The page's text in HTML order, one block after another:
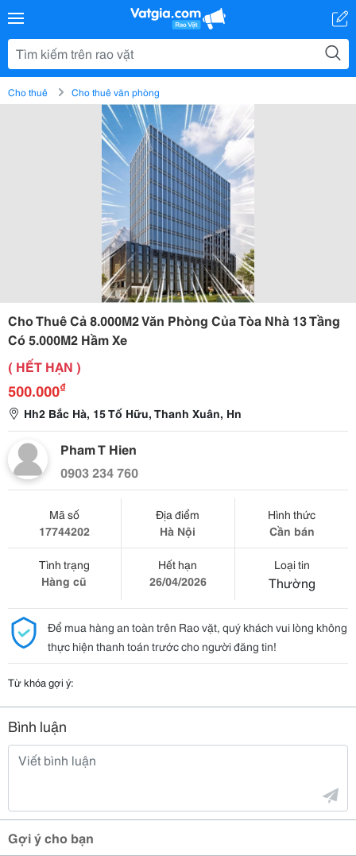
Cho thuê Cho thuê văn phòng
Cho Thuê Cả 8.000M2 Văn Phòng Của Tòa Nhà 13 Tầng
Có 5.000M2 Hầm Xe
( HẾT HẠN )
500.000₫
Hh2 Bắc Hà, 15 Tố Hữu, Thanh Xuân, Hn
Pham T Hien
0903 234 760
Mã số
17744202
Địa điểm
Hà Nội
Hình thức
Cần bán
Tình trạng
Hàng cũ
Hết hạn
26/04/2026
Loại tin
Thường
Để mua hàng an toàn trên Rao vặt, quý khách vui lòng không
thực hiện thanh toán trước cho người đăng tin!
Từ khóa gợi ý:
Bình luận
Gợi ý cho bạn